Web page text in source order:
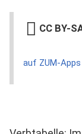
CC BY-
auf ZUM-Apps